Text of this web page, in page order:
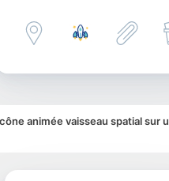
animée vaisseau spatial sur